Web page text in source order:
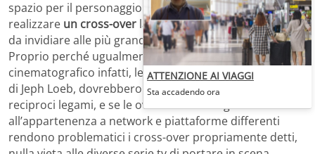
spazio per il personaggio in Agents of SHIELD ma di
realizzare un cross-over la cui epicità non avrebbe nulla
da invidiare alle più grandi fatiche del grande schermo.
Proprio perché ugualmente bistrattate dall’universo
cinematografico infatti, le serie tv Marvel, sotto la guida
di Jeph Loeb, dovrebbero provare a rafforzare i
reciproci legami, e se le ovvie difficoltà legate
all’appartenenza a network e piattaforme differenti
rendono problematici i cross-over propriamente detti,
ATTENZIONE AI VIAGGI
Sta accadendo ora